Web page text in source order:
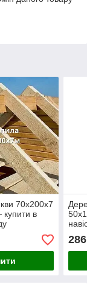
70х200х7
в
286